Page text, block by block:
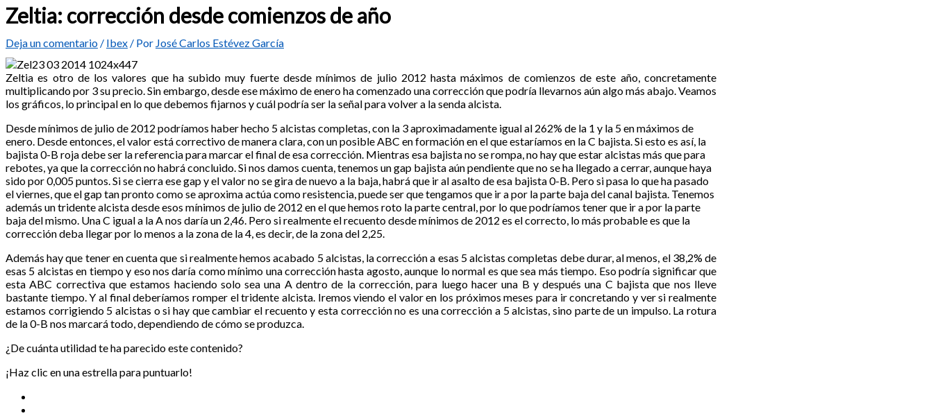
Zeltia: corrección desde comienzos de año
Deja un comentario / Ibex / Por José Carlos Estévez García
Zeltia es otro de los valores que ha subido muy fuerte desde mínimos de julio 2012 hasta máximos de comienzos de este año, concretamente
multiplicando por 3 su precio. Sin embargo, desde ese máximo de enero ha comenzado una corrección que podría llevarnos aún algo más abajo. Veamos
los gráficos, lo principal en lo que debemos fijarnos y cuál podría ser la señal para volver a la senda alcista.
Desde mínimos de julio de 2012 podríamos haber hecho 5 alcistas completas, con la 3 aproximadamente igual al 262% de la 1 y la 5 en máximos de
enero. Desde entonces, el valor está correctivo de manera clara, con un posible ABC en formación en el que estaríamos en la C bajista. Si esto es así, la
bajista 0-B roja debe ser la referencia para marcar el final de esa corrección. Mientras esa bajista no se rompa, no hay que estar alcistas más que para
rebotes, ya que la corrección no habrá concluido. Si nos damos cuenta, tenemos un gap bajista aún pendiente que no se ha llegado a cerrar, aunque haya
sido por 0,005 puntos. Si se cierra ese gap y el valor no se gira de nuevo a la baja, habrá que ir al asalto de esa bajista 0-B. Pero si pasa lo que ha pasado
el viernes, que el gap tan pronto como se aproxima actúa como resistencia, puede ser que tengamos que ir a por la parte baja del canal bajista. Tenemos
además un tridente alcista desde esos mínimos de julio de 2012 en el que hemos roto la parte central, por lo que podríamos tener que ir a por la parte
baja del mismo. Una C igual a la A nos daría un 2,46. Pero si realmente el recuento desde mínimos de 2012 es el correcto, lo más probable es que la
corrección deba llegar por lo menos a la zona de la 4, es decir, de la zona del 2,25.
Además hay que tener en cuenta que si realmente hemos acabado 5 alcistas, la corrección a esas 5 alcistas completas debe durar, al menos, el 38,2% de
esas 5 alcistas en tiempo y eso nos daría como mínimo una corrección hasta agosto, aunque lo normal es que sea más tiempo. Eso podría significar que
esta ABC correctiva que estamos haciendo solo sea una A dentro de la corrección, para luego hacer una B y después una C bajista que nos lleve
bastante tiempo. Y al final deberíamos romper el tridente alcista. Iremos viendo el valor en los próximos meses para ir concretando y ver si realmente
estamos corrigiendo 5 alcistas o si hay que cambiar el recuento y esta corrección no es una corrección a 5 alcistas, sino parte de un impulso. La rotura
de la 0-B nos marcará todo, dependiendo de cómo se produzca.
¿De cuánta utilidad te ha parecido este contenido?
¡Haz clic en una estrella para puntuarlo!